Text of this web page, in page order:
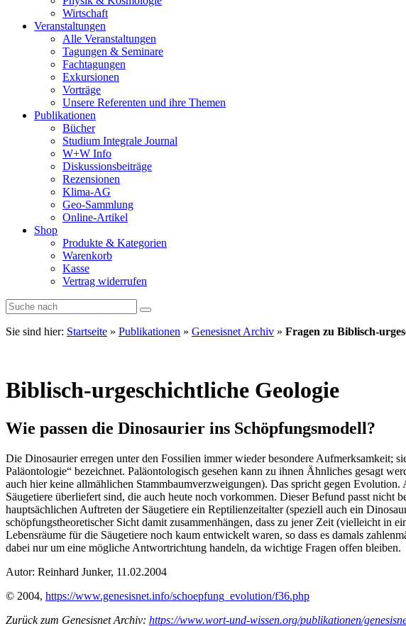
Wirtschaft
Veranstaltungen
Alle Veranstaltungen
Tagungen & Seminare
Fachtagungen
Exkursionen
Vorträge
Unsere Referenten und ihre Themen
Publikationen
Bücher
Studium Integrale Journal
W+W Info
Diskussionsbeiträge
Rezensionen
Klima-AG
Geo-Sammlung
Online-Artikel
Shop
Produkte & Kategorien
Warenkorb
Kasse
Vertrag widerrufen
Sie sind hier: Startseite » Publikationen » Genesisnet Archiv » Fragen zu Biblisch-
Biblisch-urgeschichtliche Geologie
Wie passen die Dinosaurier ins Schöpfungsmodell?
Die Dinosaurier erregen unter den Fossilien immer wieder besondere Aufmerksamkeit;
Paläontologie“ bezeichnet. Paläontologisch gesehen kann zu ihnen Ähnliches gesagt
auch hier keine allmählichen Stammbaumverzweigungen). Das spricht gegen
Säugetiere überliefert sind, die auch heute noch vorkommen. Dieser Befund passt
hauptsächlichen Auftreten der Säugetiere ein Reptilienzeitalter (speziell auch ein
schöpfungstheoretischer Sicht damit zusammenhängen, dass zu jener Zeit (vielleicht in
Lebensräume für die Säugetiere noch kaum entwickelt waren, so dass es damals
dabei nur um eine mögliche Antwortrichtung handeln, da wichtige Fragen offen bleiben.
Autor: Reinhard Junker, 11.02.2004
© 2004, https://www.genesisnet.info/schoepfung_evolution/f36.php
Zurück zum Genesisnet Archiv: https://www.wort-und-wissen.org/publikationen/